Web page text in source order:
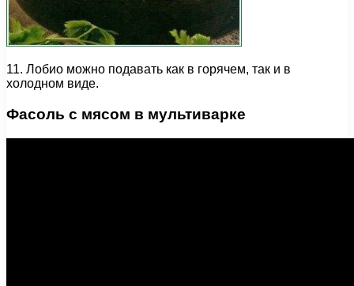
11. Лобио можно подавать как в горячем, так и в
холодном виде.
Фасоль с мясом в мультиварке